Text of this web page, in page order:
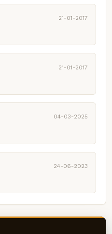
21-01-2017
21-01-2017
04-03-2025
24-06-2023